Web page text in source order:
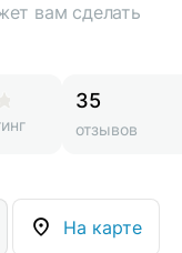
вам сделать
35
отзывов
На карте